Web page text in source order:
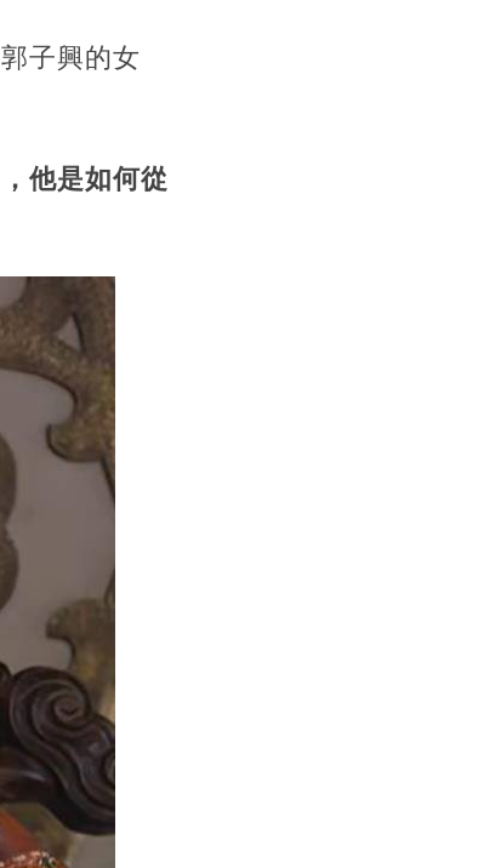
子興的女
他是如何從